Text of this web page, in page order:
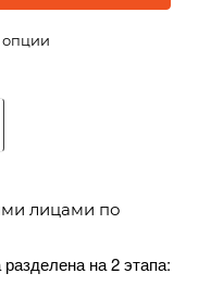
лицами по
на 2 этапа: